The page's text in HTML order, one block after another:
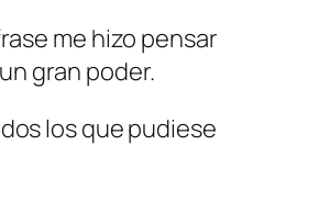
me hizo pensar
gran poder.
los que pudiese